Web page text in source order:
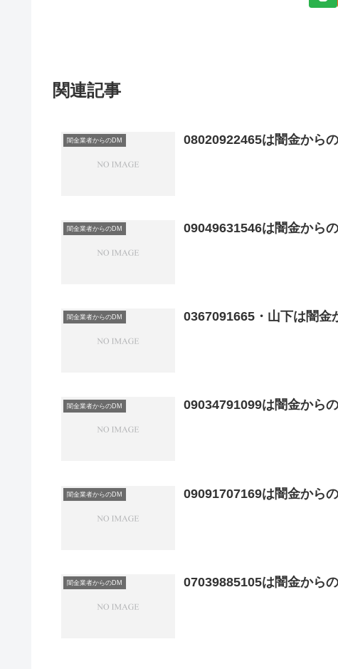
関連記事
闇金業者からのDM 08020922465は闇金からの
闇金業者からのDM 09049631546は闇金からの
闇金業者からのDM 0367091665・山下は闇金
闇金業者からのDM 09034791099は闇金からの
闇金業者からのDM 09091707169は闇金からの
闇金業者からのDM 07039885105は闇金からの